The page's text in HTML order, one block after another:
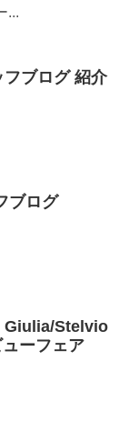
...
ブログ 紹介
ブログ
Giulia/Stelvio
ューフェア